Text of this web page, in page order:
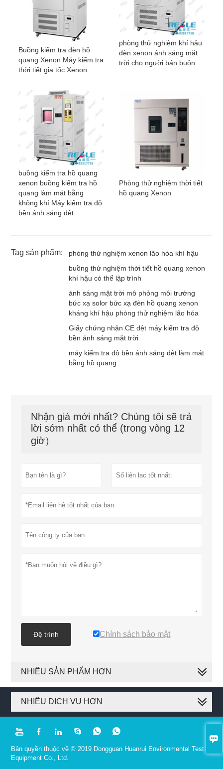

Buồng kiểm tra đèn hồ
quang Xenon Máy kiểm tra
thời tiết gia tốc Xenon
phòng thử nghiệm khí hậu
đèn xenon ánh sáng mặt
trời cho người bán buôn
buồng kiểm tra hồ quang
xenon buồng kiểm tra hồ
quang làm mát bằng
không khí Máy kiểm tra độ
bền ánh sáng dệt
Phòng thử nghiệm thời tiết
hồ quang Xenon
Tag sản phẩm:
phòng thử nghiệm xenon lão hóa khí hậu
buồng thử nghiệm thời tiết hồ quang xenon
khí hậu có thể lập trình
ánh sáng mặt trời mô phỏng môi trường
bức xạ solor bức xạ đèn hồ quang xenon
kháng khí hậu phòng thử nghiệm lão hóa
Giấy chứng nhận CE dệt máy kiểm tra độ
bền ánh sáng mặt trời
máy kiểm tra độ bền ánh sáng dệt làm mát
bằng hồ quang
Nhận giá mới nhất? Chúng tôi sẽ trả
lời sớm nhất có thể (trong vòng 12
giờ）
Đệ trình Chính sách bảo mật
NHIỀU SẢN PHẨM HƠN
NHIỀU DỊCH VỤ HƠN
     
Bản quyền thuộc về © 2019 Dongguan Huanrui Environmental Test
Equipment Co., Ltd.